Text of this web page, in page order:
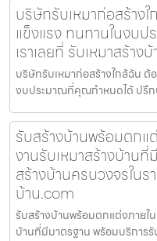
บริษัทรับเหมาก่อสร้าง
แข็งแรง ทนทานในงบ
เราเลยที่ รับเหมาสร้าง
บริษัทรับเหมาก่อสร้างใกล้ฉัน
งบประมาณที่คุณกำหนดได้ ปรึกษ
รับสร้างบ้านพร้อมตกแ
งานรับเหมาสร้างบ้าน
สร้างบ้านครบวงจรใน
บ้าน.com
รับสร้างบ้านพร้อมตกแต่งภายใ
บ้านที่มีมาตรฐาน พร้อมบริการ